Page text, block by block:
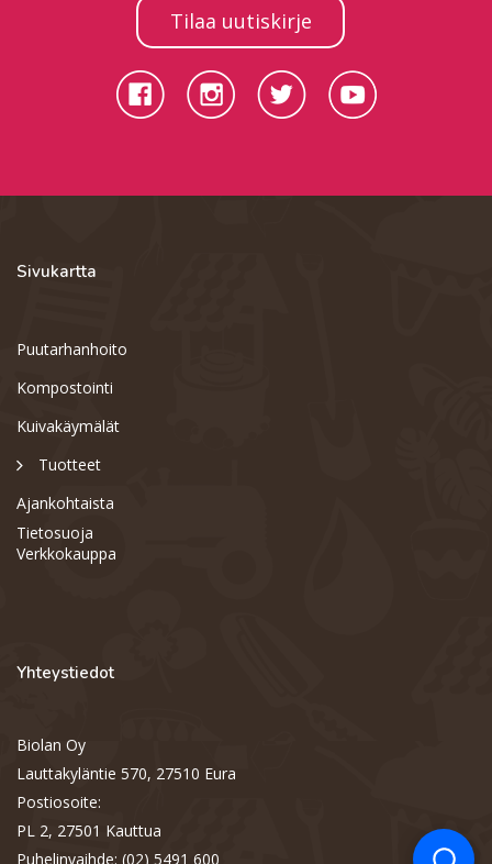
Tilaa uutiskirje
Sivukartta
Puutarhanhoito
Kompostointi
Kuivakäymälät
Tuotteet
Ajankohtaista
Tietosuoja
Verkkokauppa
Yhteystiedot
Biolan Oy
Lauttakyläntie 570, 27510 Eura
Postiosoite:
PL 2, 27501 Kauttua
Puhelinvaihde: (02) 5491 600
S
Hi there! How can we help you